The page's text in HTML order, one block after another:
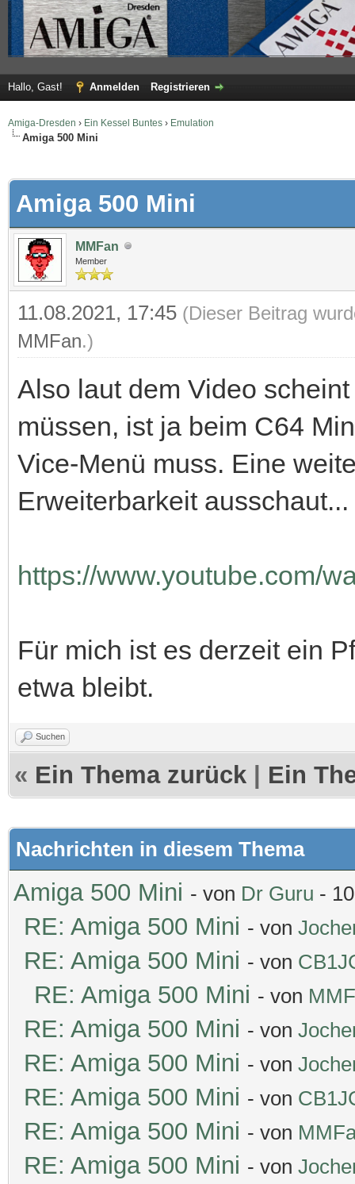
Hallo, Gast! Anmelden Registrieren
Amiga-Dresden › Ein Kessel Buntes › Emulation
Amiga 500 Mini
Amiga 500 Mini
MMFan
Member
11.08.2021, 17:45 (Dieser Beitrag
MMFan.)
Also laut dem Video
müssen, ist ja beim C64
Vice-Menü muss. Eine
Erweiterbarkeit ausschaut...
https://www.youtube.com/
Für mich ist es derzeit ein
etwa bleibt.
Suchen
« Ein Thema zurück | Ein
Nachrichten in diesem Thema
Amiga 500 Mini - von Dr Guru -
RE: Amiga 500 Mini - von
RE: Amiga 500 Mini - von
RE: Amiga 500 Mini - von
RE: Amiga 500 Mini - von
RE: Amiga 500 Mini - von
RE: Amiga 500 Mini - von
RE: Amiga 500 Mini - von
RE: Amiga 500 Mini - von